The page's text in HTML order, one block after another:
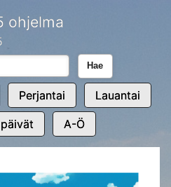
ohjelma
Hae
Perjantai Lauantai
A-Ö